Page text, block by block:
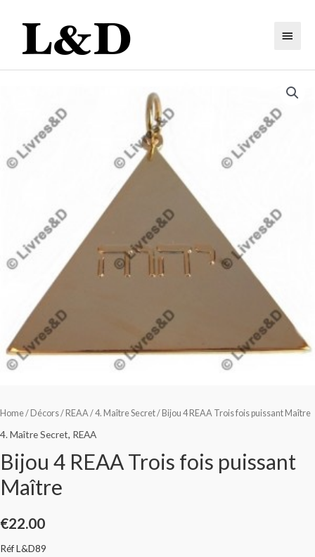
Home/ Décors/ REAA /4. Maître Secret/ Bijou 4 REAA Trois fois puissant Maître
4. Maître Secret, REAA
Bijou 4 REAA Trois fois puissant
Maître
€22.00
Réf L&D89